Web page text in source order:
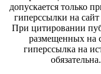
допускается только
гиперссылки на
При цитировании
размещенных на
гиперссылка на
обязательна.